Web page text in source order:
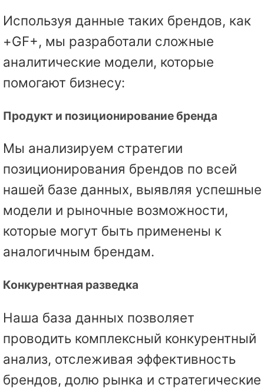
Используя данные таких брендов, как
+GF+, мы разработали сложные
аналитические модели, которые
помогают бизнесу:
Продукт и позиционирование бренда
Мы анализируем стратегии
позиционирования брендов по всей
нашей базе данных, выявляя успешные
модели и рыночные возможности,
которые могут быть применены к
аналогичным брендам.
Конкурентная разведка
Наша база данных позволяет
проводить комплексный конкурентный
анализ, отслеживая эффективность
брендов, долю рынка и стратегические